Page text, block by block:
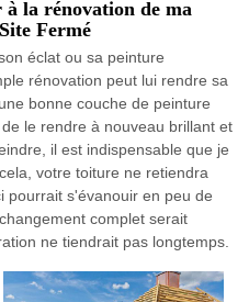
la rénovation de ma
Fermé
éclat ou sa peinture
rénovation peut lui rendre sa
bonne couche de peinture
le rendre à nouveau brillant et
il est indispensable que je
votre toiture ne retiendra
pourrait s'évanouir en peu de
complet serait
ne tiendrait pas longtemps.